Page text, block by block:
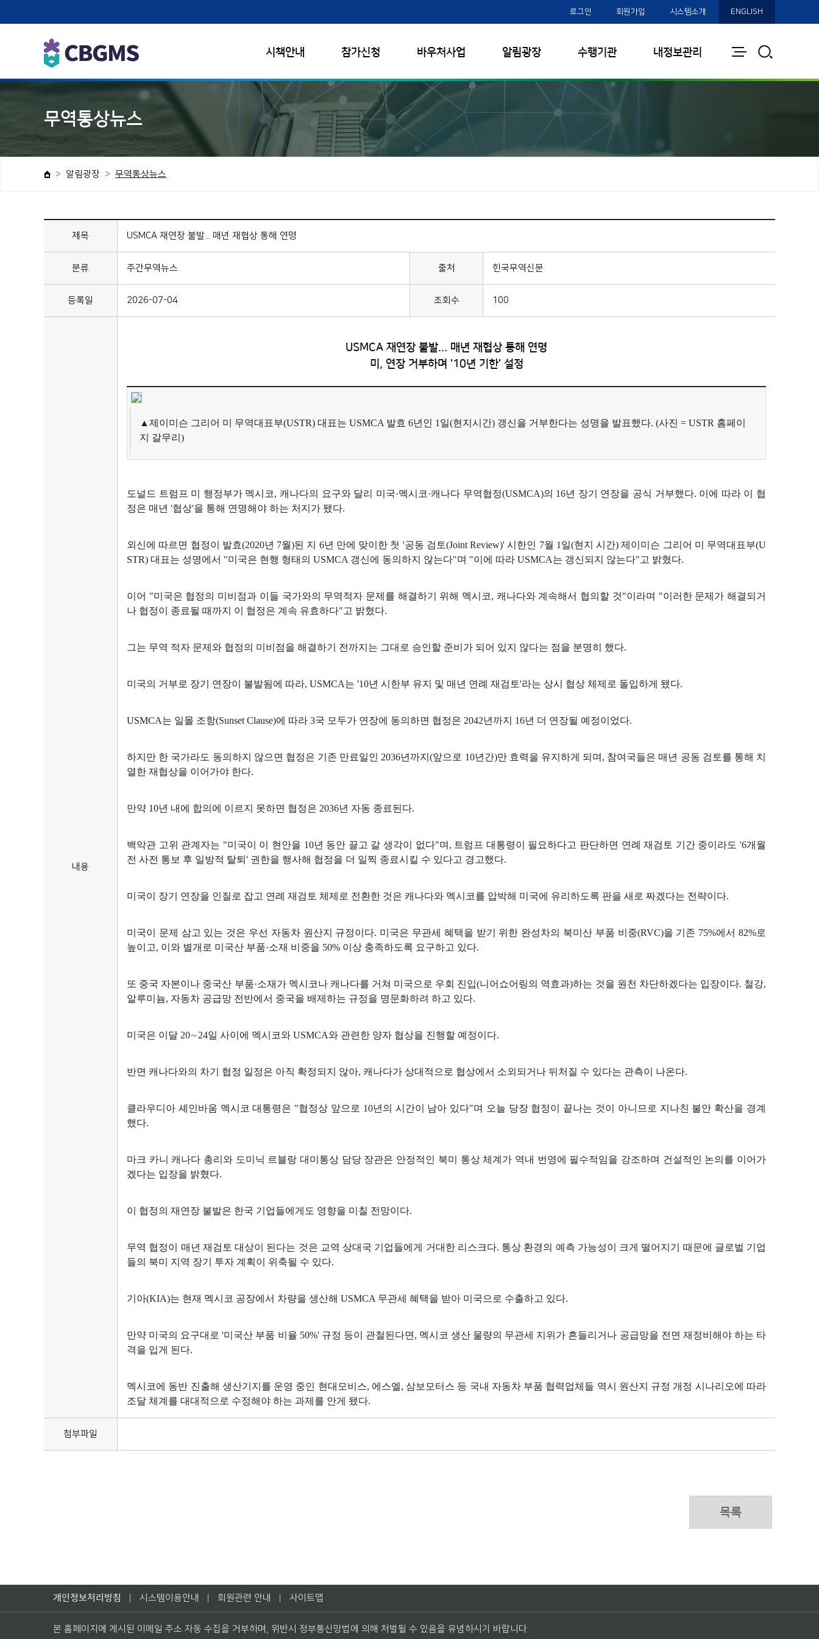
로그인 회원가입 시스템소개 ENGLISH
시책안내 참가신청 바우처사업 알림광장 수행기관 내정보관리
전
체
기
통
합
색
무역통상뉴스
알림광장 무역통상뉴스
제목 USMCA 재연장 불발... 매년 재협상 통해 연명
분류 주간무역뉴스 출처 힌국무역신문
등록일 2026-07-04 조회수 100
내용
USMCA 재연장 불발... 매년 재협상 통해 연명
미, 연장 거부하며 '10년 기한' 설정
▲제이미슨 그리어 미 무역대표부(USTR) 대표는 USMCA 발효 6년인 1일(현지시간) 갱신을 거부한다는 성명을 발표했다. (사진 = USTR 홈페이
지 갈무리)
도널드 트럼프 미 행정부가 멕시코, 캐나다의 요구와 달리 미국·멕시코·캐나다 무역협정(USMCA)의 16년 장기 연장을 공식 거부했다. 이에 따라 이 협
정은 매년 '협상'을 통해 연명해야 하는 처지가 됐다.
외신에 따르면 협정이 발효(2020년 7월)된 지 6년 만에 맞이한 첫 '공동 검토(Joint Review)' 시한인 7월 1일(현지 시간) 제이미슨 그리어 미 무역대표부(U
STR) 대표는 성명에서 "미국은 현행 형태의 USMCA 갱신에 동의하지 않는다"며 "이에 따라 USMCA는 갱신되지 않는다"고 밝혔다.
이어 "미국은 협정의 미비점과 이들 국가와의 무역적자 문제를 해결하기 위해 멕시코, 캐나다와 계속해서 협의할 것"이라며 "이러한 문제가 해결되거
나 협정이 종료될 때까지 이 협정은 계속 유효하다"고 밝혔다.
그는 무역 적자 문제와 협정의 미비점을 해결하기 전까지는 그대로 승인할 준비가 되어 있지 않다는 점을 분명히 했다.
미국의 거부로 장기 연장이 불발됨에 따라, USMCA는 '10년 시한부 유지 및 매년 연례 재검토'라는 상시 협상 체제로 돌입하게 됐다.
USMCA는 일몰 조항(Sunset Clause)에 따라 3국 모두가 연장에 동의하면 협정은 2042년까지 16년 더 연장될 예정이었다.
하지만 한 국가라도 동의하지 않으면 협정은 기존 만료일인 2036년까지(앞으로 10년간)만 효력을 유지하게 되며, 참여국들은 매년 공동 검토를 통해 치
열한 재협상을 이어가야 한다.
만약 10년 내에 합의에 이르지 못하면 협정은 2036년 자동 종료된다.
백악관 고위 관계자는 "미국이 이 현안을 10년 동안 끌고 갈 생각이 없다"며, 트럼프 대통령이 필요하다고 판단하면 연례 재검토 기간 중이라도 '6개월
전 사전 통보 후 일방적 탈퇴' 권한을 행사해 협정을 더 일찍 종료시킬 수 있다고 경고했다.
미국이 장기 연장을 인질로 잡고 연례 재검토 체제로 전환한 것은 캐나다와 멕시코를 압박해 미국에 유리하도록 판을 새로 짜겠다는 전략이다.
미국이 문제 삼고 있는 것은 우선 자동차 원산지 규정이다. 미국은 무관세 혜택을 받기 위한 완성차의 북미산 부품 비중(RVC)을 기존 75%에서 82%로
높이고, 이와 별개로 미국산 부품·소재 비중을 50% 이상 충족하도록 요구하고 있다.
또 중국 자본이나 중국산 부품·소재가 멕시코나 캐나다를 거쳐 미국으로 우회 진입(니어쇼어링의 역효과)하는 것을 원천 차단하겠다는 입장이다. 철강,
알루미늄, 자동차 공급망 전반에서 중국을 배제하는 규정을 명문화하려 하고 있다.
미국은 이달 20∼24일 사이에 멕시코와 USMCA와 관련한 양자 협상을 진행할 예정이다.
반면 캐나다와의 차기 협정 일정은 아직 확정되지 않아, 캐나다가 상대적으로 협상에서 소외되거나 뒤처질 수 있다는 관측이 나온다.
클라우디아 셰인바움 멕시코 대통령은 "협정상 앞으로 10년의 시간이 남아 있다"며 오늘 당장 협정이 끝나는 것이 아니므로 지나친 불안 확산을 경계
했다.
마크 카니 캐나다 총리와 도미닉 르블랑 대미통상 담당 장관은 안정적인 북미 통상 체계가 역내 번영에 필수적임을 강조하며 건설적인 논의를 이어가
겠다는 입장을 밝혔다.
이 협정의 재연장 불발은 한국 기업들에게도 영향을 미칠 전망이다.
무역 협정이 매년 재검토 대상이 된다는 것은 교역 상대국 기업들에게 거대한 리스크다. 통상 환경의 예측 가능성이 크게 떨어지기 때문에 글로벌 기업
들의 북미 지역 장기 투자 계획이 위축될 수 있다.
기아(KIA)는 현재 멕시코 공장에서 차량을 생산해 USMCA 무관세 혜택을 받아 미국으로 수출하고 있다.
만약 미국의 요구대로 '미국산 부품 비율 50%' 규정 등이 관철된다면, 멕시코 생산 물량의 무관세 지위가 흔들리거나 공급망을 전면 재정비해야 하는 타
격을 입게 된다.
멕시코에 동반 진출해 생산기지를 운영 중인 현대모비스, 에스엘, 삼보모터스 등 국내 자동차 부품 협력업체들 역시 원산지 규정 개정 시나리오에 따라
조달 체계를 대대적으로 수정해야 하는 과제를 안게 됐다.
첨부파일
목록
개인정보처리방침 시스템이용안내 회원관련 안내 사이트맵
본 홈페이지에 게시된 이메일 주소 자동 수집을 거부하며, 위반시 정부통신망법에 의해 처벌될 수 있음을 유념하시기 바랍니다.